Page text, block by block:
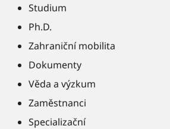
Studium
Ph.D.
Zahraniční mobilita
Dokumenty
Věda a výzkum
Zaměstnanci
Specializační